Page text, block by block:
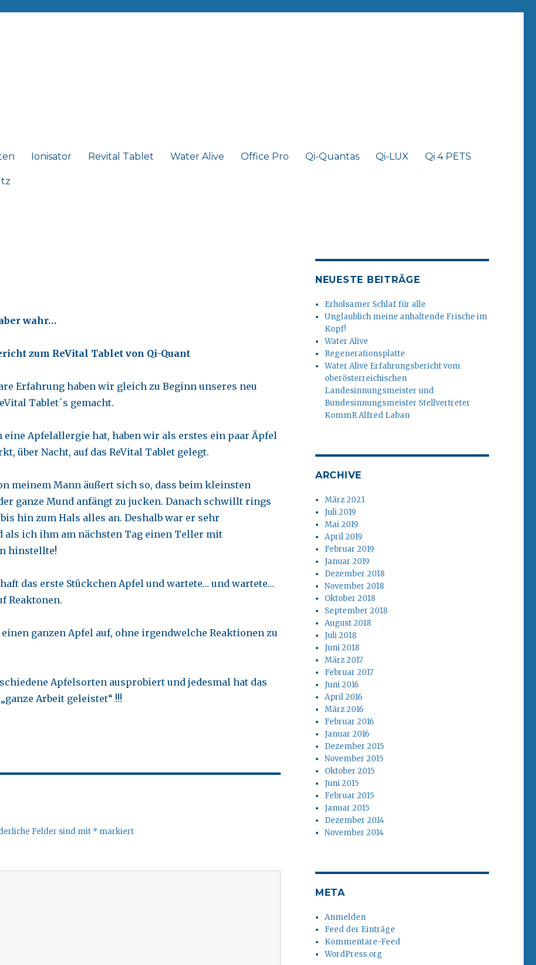
Ionisator Revital Tablet Water Alive Office Pro Qi-Quantas Qi-LUX Qi 4 PETS
wahr…
zum ReVital Tablet von Qi-Quant
Erfahrung haben wir gleich zu Beginn unseres neu
Tablet´s gemacht.
eine Apfelallergie hat, haben wir als erstes ein paar Äpfel
über Nacht, auf das ReVital Tablet gelegt.
meinem Mann äußert sich so, dass beim kleinsten
ganze Mund anfängt zu jucken. Danach schwillt rings
hin zum Hals alles an. Deshalb war er sehr
als ich ihm am nächsten Tag einen Teller mit
hinstellte!
das erste Stückchen Apfel und wartete… und wartete…
Reaktonen.
ganzen Apfel auf, ohne irgendwelche Reaktionen zu
Apfelsorten ausprobiert und jedesmal hat das
Arbeit geleistet“ !!!
Felder sind mit * markiert
NEUESTE BEITRÄGE
Erholsamer Schlaf für alle
Unglaublich meine anhaltende Frische im
Kopf!
Water Alive
Regenerationsplatte
Water Alive Erfahrungsbericht vom
oberösterreichischen
Landesinnungsmeister und
Bundesinnungsmeister Stellvertreter
KommR Alfred Laban
ARCHIVE
März 2021
Juli 2019
Mai 2019
April 2019
Februar 2019
Januar 2019
Dezember 2018
November 2018
Oktober 2018
September 2018
August 2018
Juli 2018
Juni 2018
März 2017
Februar 2017
Juni 2016
April 2016
März 2016
Februar 2016
Januar 2016
Dezember 2015
November 2015
Oktober 2015
Juni 2015
Februar 2015
Januar 2015
Dezember 2014
November 2014
META
Anmelden
Feed der Einträge
Kommentare-Feed
WordPress.org